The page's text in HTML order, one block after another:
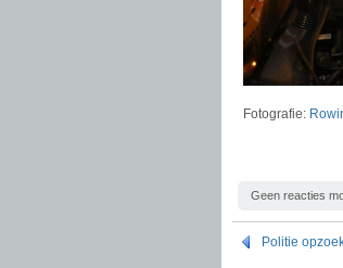
Fotografie:
Geen reacties
Politie